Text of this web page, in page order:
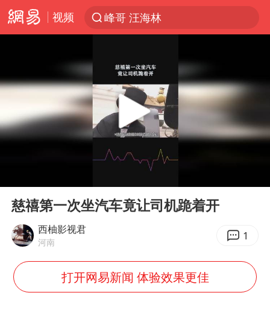
视频
峰哥 汪海林
解锁各地夏日限定体验
河南重大刑事案嫌疑人落网
富婆带资进组给自己硬加60多场吻戏
黄金创今年来最大单周涨幅
视频丨中国东方电气集团原党组副书记、董事宋致远被查
金饰克价一夜涨回1300元
白海豚将正面袭击贯穿浙江
酒店回应车内过夜被收150元
牛津大学一纸声明甩不了锅
新疆景区自驾服务费改为按车收费
Play
慈禧第一次坐汽车竟让司机跪着开
西柚影视君
河南 1
打开网易新闻 体验效果更佳